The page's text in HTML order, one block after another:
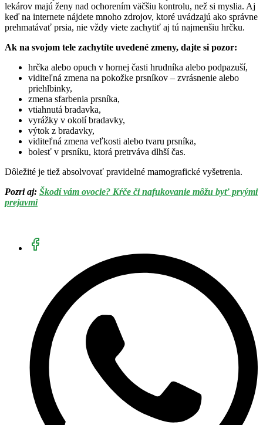
lekárov majú ženy nad ochorením väčšiu kontrolu, než si myslia. Aj
keď na internete nájdete mnoho zdrojov, ktoré uvádzajú ako správne
prehmatávať prsia, nie vždy viete zachytiť aj tú najmenšiu hrčku.
Ak na svojom tele zachytíte uvedené zmeny, dajte si pozor:
hrčka alebo opuch v hornej časti hrudníka alebo podpazuší,
viditeľná zmena na pokožke prsníkov – zvrásnenie alebo
priehlbinky,
zmena sfarbenia prsníka,
vtiahnutá bradavka,
vyrážky v okolí bradavky,
výtok z bradavky,
viditeľná zmena veľkosti alebo tvaru prsníka,
bolesť v prsníku, ktorá pretrváva dlhší čas.
Dôležité je tiež absolvovať pravidelné mamografické vyšetrenia.
Pozri aj: Škodí vám ovocie? Kŕče či nafukovanie môžu byť prvými
prejavmi